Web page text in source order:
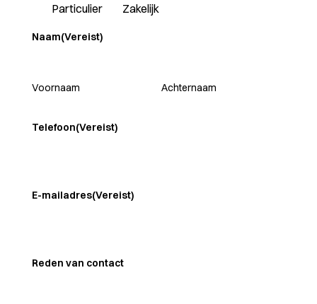
Particulier Zakelijk
Naam(Vereist)
Voornaam Achternaam
Telefoon(Vereist)
E-mailadres(Vereist)
Reden van contact